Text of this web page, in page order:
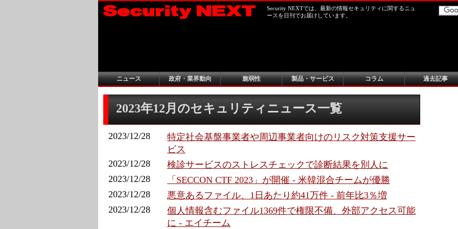
Security NEXTでは、最新の情報セキュリティに関するニュ
ースを日刊でお届けしています。
ニュース 政府・業界動向 脆弱性 製品・サービス コラム 過去記事
2023年12月のセキュリティニュース一覧
2023/12/28
特定社会基盤事業者や周辺事業者向けのリスク対策支援サー
ビス
2023/12/28
検診サービスのストレスチェックで診断結果を別人に
2023/12/28
「SECCON CTF 2023」が開催 - 米韓混合チームが優勝
2023/12/28
悪意あるファイル、1日あたり約41万件 - 前年比3％増
2023/12/28
個人情報含むファイル1369件で権限不備、外部アクセス可能
に - エイチーム